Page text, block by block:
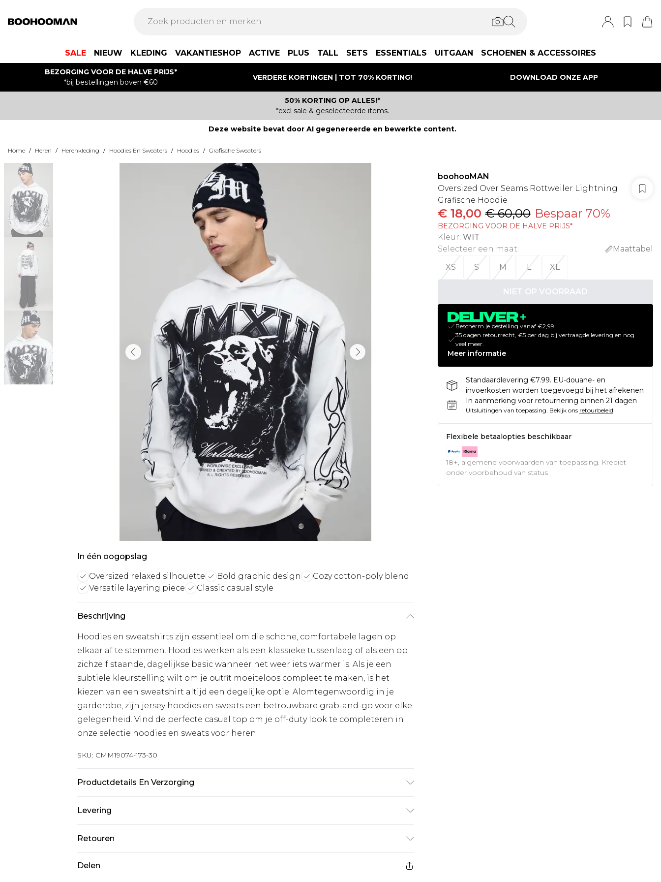
SALE NIEUW KLEDING VAKANTIESHOP ACTIVE PLUS TALL SETS ESSENTIALS UITGAAN SCHOENEN & ACCESSOIRES
BEZORGING VOOR DE HALVE PRIJS*
*bij bestellingen boven €60
VERDERE KORTINGEN | TOT 70% KORTING! DOWNLOAD ONZE APP
50% KORTING OP ALLES!*
*excl sale & geselecteerde items.
Deze website bevat door AI gegenereerde en bewerkte content.
Home / Heren / Herenkleding / Hoodies En Sweaters / Hoodies / Grafische Sweaters
In één oogopslag
Oversized relaxed silhouette Bold graphic design
Cozy cotton-poly blend
Versatile layering piece
Classic casual style
Beschrijving
Hoodies en sweatshirts zijn essentieel om die schone, comfortabele lagen op
elkaar af te stemmen. Hoodies werken als een klassieke tussenlaag of als een op
zichzelf staande, dagelijkse basic wanneer het weer iets warmer is. Als je een
subtiele kleurstelling wilt om je outfit moeiteloos compleet te maken, is het
kiezen van een sweatshirt altijd een degelijke optie. Alomtegenwoordig in je
garderobe, zijn jersey hoodies en sweats een betrouwbare grab-and-go voor elke
gelegenheid. Vind de perfecte casual top om je off-duty look te completeren in
onze selectie hoodies en sweats voor heren.
SKU: CMM19074-173-30
Productdetails En Verzorging
Levering
Standaardlevering Nederland
€7.99
Expressdienst Nederland
€17.99
Retouren
Delen
boohooMAN
Oversized Over Seams Rottweiler Lightning
Grafische Hoodie
€ 18,00 € 60,00 Bespaar 70%
BEZORGING VOOR DE HALVE PRIJS*
Kleur: WIT
Selecteer een maat:
Maattabel
XS
S M L XL
NIET OP VOORRAAD
Bescherm je bestelling vanaf €2,99.
35 dagen retourrecht, €5 per dag bij vertraagde levering en nog
veel meer.
Meer informatie
Standaardlevering €7.99. EU-douane- en
invoerkosten worden toegevoegd bij het afrekenen
In aanmerking voor retournering binnen 21 dagen
Uitsluitingen van toepassing. Bekijk ons retourbeleid
Flexibele betaalopties beschikbaar
18+, algemene voorwaarden van toepassing. Krediet
onder voorbehoud van status